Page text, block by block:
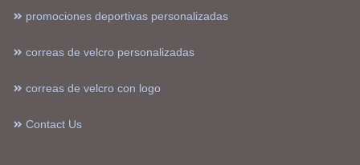
promociones deportivas personalizadas
correas de velcro personalizadas
correas de velcro con logo
Contact Us